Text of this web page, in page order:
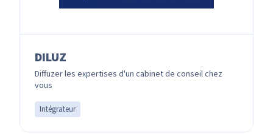
DILUZ
Diffuzer les expertises d'un cabinet de conseil chez
vous
Intégrateur